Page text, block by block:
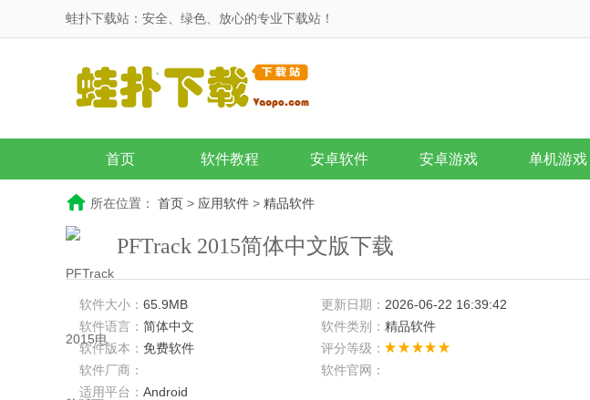
蛙扑下载站：安全、绿色、放心的专业下载站！
首页 软件教程 安卓软件 安卓游戏 单机游戏
所在位置： 首页 > 应用软件 > 精品软件
PFTrack 2015简体中文版下载
软件大小： 65.9MB 更新日期： 2026-06-22 16:39:42
软件语言： 简体中文 软件类别： 精品软件
软件版本： 免费软件
评分等级：
软件厂商：
软件官网：
适用平台： Android